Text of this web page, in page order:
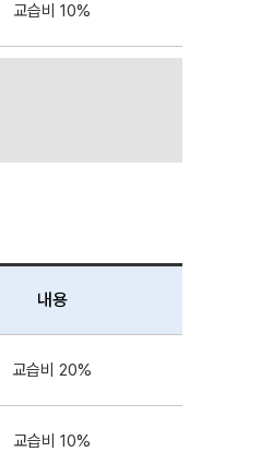
교습비 10%
내용
교습비 20%
교습비 10%